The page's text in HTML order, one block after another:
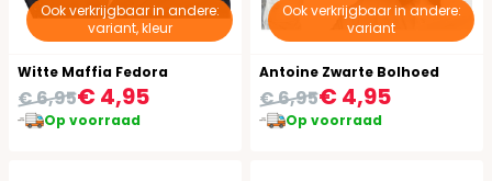
Ook verkrijgbaar in andere:
variant, kleur
Witte Maffia Fedora
€ 4,95
€ 6,95
Op voorraad
Ook verkrijgbaar in andere:
variant
Antoine Zwarte Bolhoed
€ 4,95
€ 6,95
Op voorraad